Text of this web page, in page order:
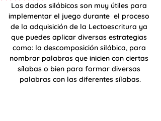
Los dados silábicos son muy útiles para
implementar el juego durante  el proceso
de la adquisición de la Lectoescritura ya
que puedes aplicar diversas estrategias
como: la descomposición silábica, para
nombrar palabras que inicien con ciertas
sílabas o bien para formar diversas
palabras con las diferentes sílabas.